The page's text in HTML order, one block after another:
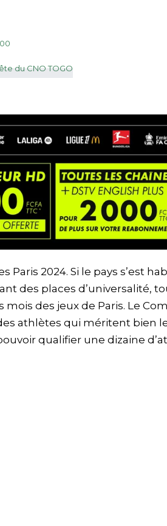
2024. Si le pays s’est
des places d’universalité,
des jeux de Paris. Le
athlètes qui méritent bien
qualifier une dizaine